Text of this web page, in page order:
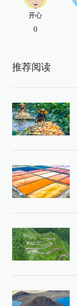
开心
0
推荐阅读